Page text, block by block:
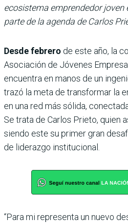
ecosistema emprendedor joven
parte de la agenda de Carlos
Desde febrero de este año, la
Asociación de Jóvenes
encuentra en manos de un
trazó la meta de transformar la
en una red más sólida,
Se trata de Carlos Prieto, quien
siendo este su primer gran
de liderazgo institucional.
“Para mi representa un nuevo